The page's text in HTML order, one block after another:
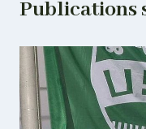
Publications